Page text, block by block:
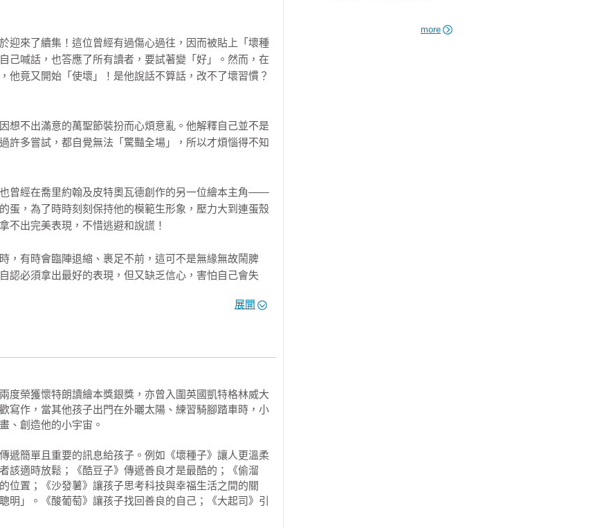
more
來了續集！這位曾經有過傷心過往，因而被貼上「壞種
己喊話，也答應了所有讀者，要試著變「好」。然而，在
他竟又開始「使壞」！是他說話不算話，改不了壞習慣？
不出滿意的萬聖節裝扮而心煩意亂。他解釋自己並不是
許多嘗試，都自覺無法「驚豔全場」，所以才煩惱得不知
經在喬里約翰及皮特奧瓦德創作的另一位繪本主角——
蛋，為了時時刻刻保持他的模範生形象，壓力大到連蛋殼
不出完美表現，不惜逃避和說謊！
有時會臨陣退縮、裹足不前，這可不是無緣無故鬧脾
認必須拿出最好的表現，但又缺乏信心，害怕自己會失
可以引導孩子正視自己的心情，了解這一切的苦惱的
漸漸放下「自己不夠好」的念頭。少了自我懷疑，就能大
，專注在當下要做的事，也才更能發揮實力，並樂在其
習不再那麼在意他人的眼光，並且勇敢的彌補自己說
習善待自我、盡力而為的心態，並試著和外在壓力，
的挑戰！
展開
度榮獲懷特朗讀繪本獎銀獎，亦曾入圍英國凱特格林威大
寫作，當其他孩子出門在外曬太陽、練習騎腳踏車時，小
、創造他的小宇宙。
遞簡單且重要的訊息給孩子。例如《壞種子》讓人更溫柔
該適時放鬆；《酷豆子》傳遞善良才是最酷的；《偷溜
位置；《沙發薯》讓孩子思考科技與幸福生活之間的關
明」。《酸葡萄》讓孩子找回善良的自己；《大起司》引